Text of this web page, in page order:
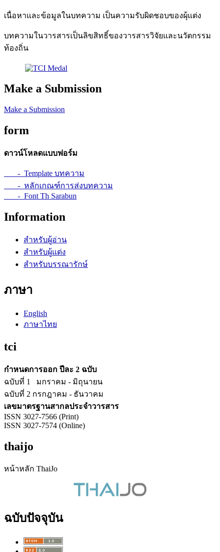
เนื่อหาและข้อมูลในบทความ เป็นความรับผิดชอบของผุ้แต่ง
บทความในวารสารเป็นลิขสิทธิ์ของวารสารวิจัยและนวัตกรรม
ท้องถิ่น
Make a Submission
Make a Submission
form
ดาวน์โหลดแบบฟอร์ม
- Template บทความ
- หลักเกณฑ์การส่งบทความ
- Font Th Sarabun
Information
สำหรับผู้อ่าน
สำหรับผู้แต่ง
สำหรับบรรณารักษ์
ภาษา
English
ภาษาไทย
tci
กำหนดการออก ปีละ 2 ฉบับ
ฉบับที่ 1 มกราคม - มิถุนายน
ฉบับที่ 2 กรกฎาคม - ธันวาคม
เลขมาตรฐานสากลประจำวารสาร
ISSN 3027-7566 (Print)
ISSN 3027-7574 (Online)
thaijo
หน้าหลัก ThaiJo
ฉบับปัจจุบัน